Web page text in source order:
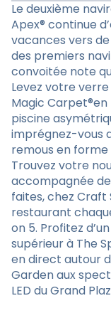
Le deuxième
Apex® continue
vacances vers de
des premiers
convoitée note
Levez votre
Magic
piscine
imprégnez-vous
remous en forme
Trouvez votre
accompagnée
faites, chez Craft
restaurant
on 5. Profitez
supérieur à The
en direct autour
Garden aux
LED du Grand